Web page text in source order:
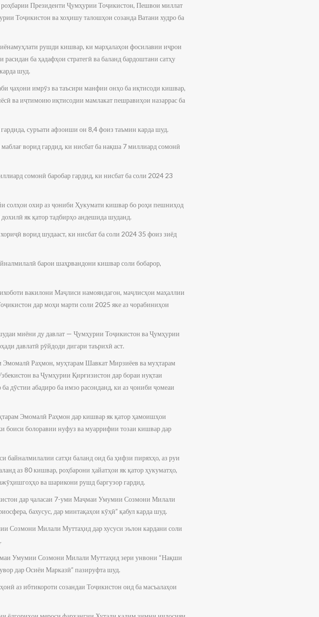
Президенти Ҷумҳурии Тоҷикистон, Пешвои миллат
Тоҷикистон ва хоҳишу талошҳои созанда Ватани худро ба
рушди кишвар, ки марҳалаҳои фосилавии иҷрои
ба ҳадафҳои стратегӣ ва баланд бардоштани сатҳу
шуд.
ҷаҳони имрӯз ва таъсири манфии онҳо ба иқтисоди кишвар,
ва иҷтимоию иқтисодии мамлакат пешравиҳои назаррас ба
суръати афзоиши он 8,4 фоиз таъмин карда шуд.
ворид гардид, ки нисбат ба нақша 7 миллиард сомонӣ
сомонӣ баробар гардид, ки нисбат ба соли 2024 23
солҳои охир аз ҷониби Ҳукумати кишвар бо роҳи пешниҳод
як қатор тадбирҳо андешида шуданд.
ворид шудааст, ки нисбат ба соли 2024 35 фоиз зиёд
барои шаҳрвандони кишвар соли бобарор,
вакилони Маҷлиси намояндагон, маҷлисҳои маҳаллии
дар моҳи марти соли 2025 яке аз чорабиниҳои
миёни ду давлат — Ҷумҳурии Тоҷикистон ва Ҷумҳурии
давлатӣ рӯйдоди дигари таърихӣ аст.
Раҳмон, муҳтарам Шавкат Мирзиёев ва муҳтарам
ва Ҷумҳурии Қирғизистон дар бораи нуқтаи
дӯстии абадиро ба имзо расонданд, ки аз ҷониби ҷомеаи
Эмомалӣ Раҳмон дар кишвар як қатор ҳамоишҳои
боиси болоравии нуфуз ва муаррифии тозаи кишвар дар
сатҳи баланд оид ба ҳифзи пиряхҳо, аз руи
аз 80 кишвар, роҳбарони ҳайатҳои як қатор ҳукуматҳо,
ва шарикони рушд баргузор гардид.
дар ҷаласаи 7-уми Маҷмаи Умумии Созмони Милали
бахусус, дар минтақаҳои кӯҳӣ” қабул карда шуд.
Созмони Милали Муттаҳид дар хусуси эълон кардани соли
Умумии Созмони Милали Муттаҳид зери унвони “Нақши
дар Осиёи Марказӣ” пазируфта шуд.
аз ибтикороти созандаи Тоҷикистон оид ба масъалаҳои